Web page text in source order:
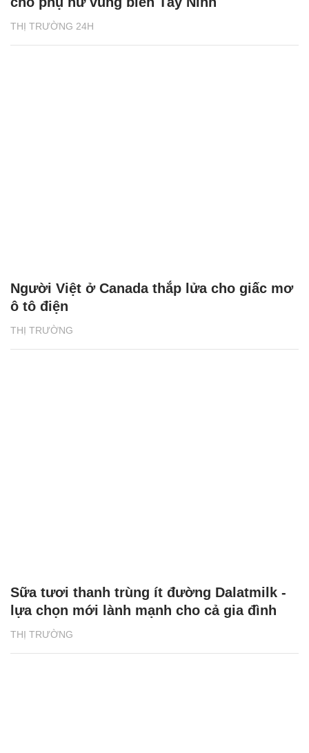
THỊ TRƯỜNG 24H
THỊ TRƯỜNG
Người Việt ở Canada thắp lửa cho giấc mơ
ô tô điện
THỊ TRƯỜNG
Sữa tươi thanh trùng ít đường Dalatmilk -
lựa chọn mới lành mạnh cho cả gia đình